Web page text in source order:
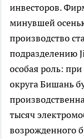
инвесторов.
минувшей
производство
подразделению
особая роль:
округа Бишань
тысяч
возрожденного